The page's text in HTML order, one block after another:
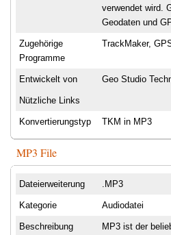
verwendet wird.
Geodaten und
Zugehörige
Programme
TrackMaker,
Entwickelt von Geo Studio
Nützliche Links
Konvertierungstyp TKM in MP3
MP3 File
Dateierweiterung .MP3
Kategorie Audiodatei
Beschreibung
MP3 ist der